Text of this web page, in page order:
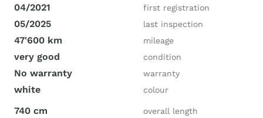
04/2021 first registration
05/2025 last inspection
47'600 km mileage
very good condition
No warranty warranty
white colour
740 cm overall length